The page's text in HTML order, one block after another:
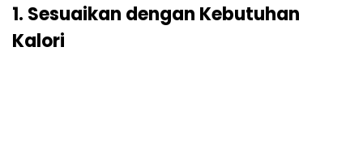
1. Sesuaikan dengan Kebutuhan
Kalori